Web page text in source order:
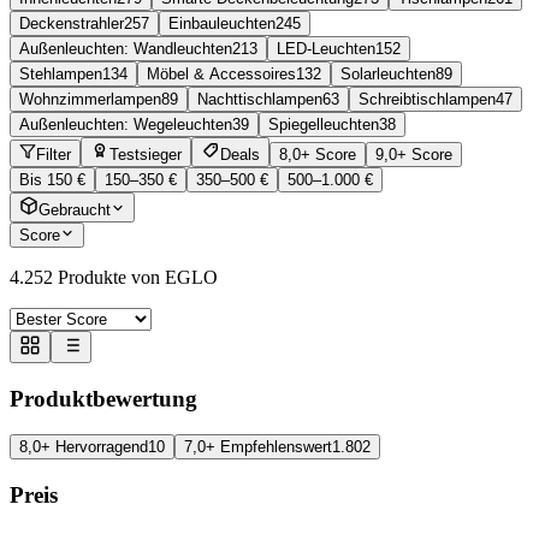
Deckenstrahler257 Einbauleuchten245
Außenleuchten: Wandleuchten213 LED-Leuchten152
Stehlampen134 Möbel & Accessoires132 Solarleuchten89
Wohnzimmerlampen89 Nachttischlampen63 Schreibtischlampen47
Außenleuchten: Wegeleuchten39 Spiegelleuchten38
Filter
Testsieger Deals 8,0+ Score
9,0+ Score
Bis 150 €
150–350 € 350–500 €
500–1.000 €
Gebraucht
Score
4.252 Produkte von EGLO
Produktbewertung
8,0+ Hervorragend10 7,0+ Empfehlenswert1.802
Preis